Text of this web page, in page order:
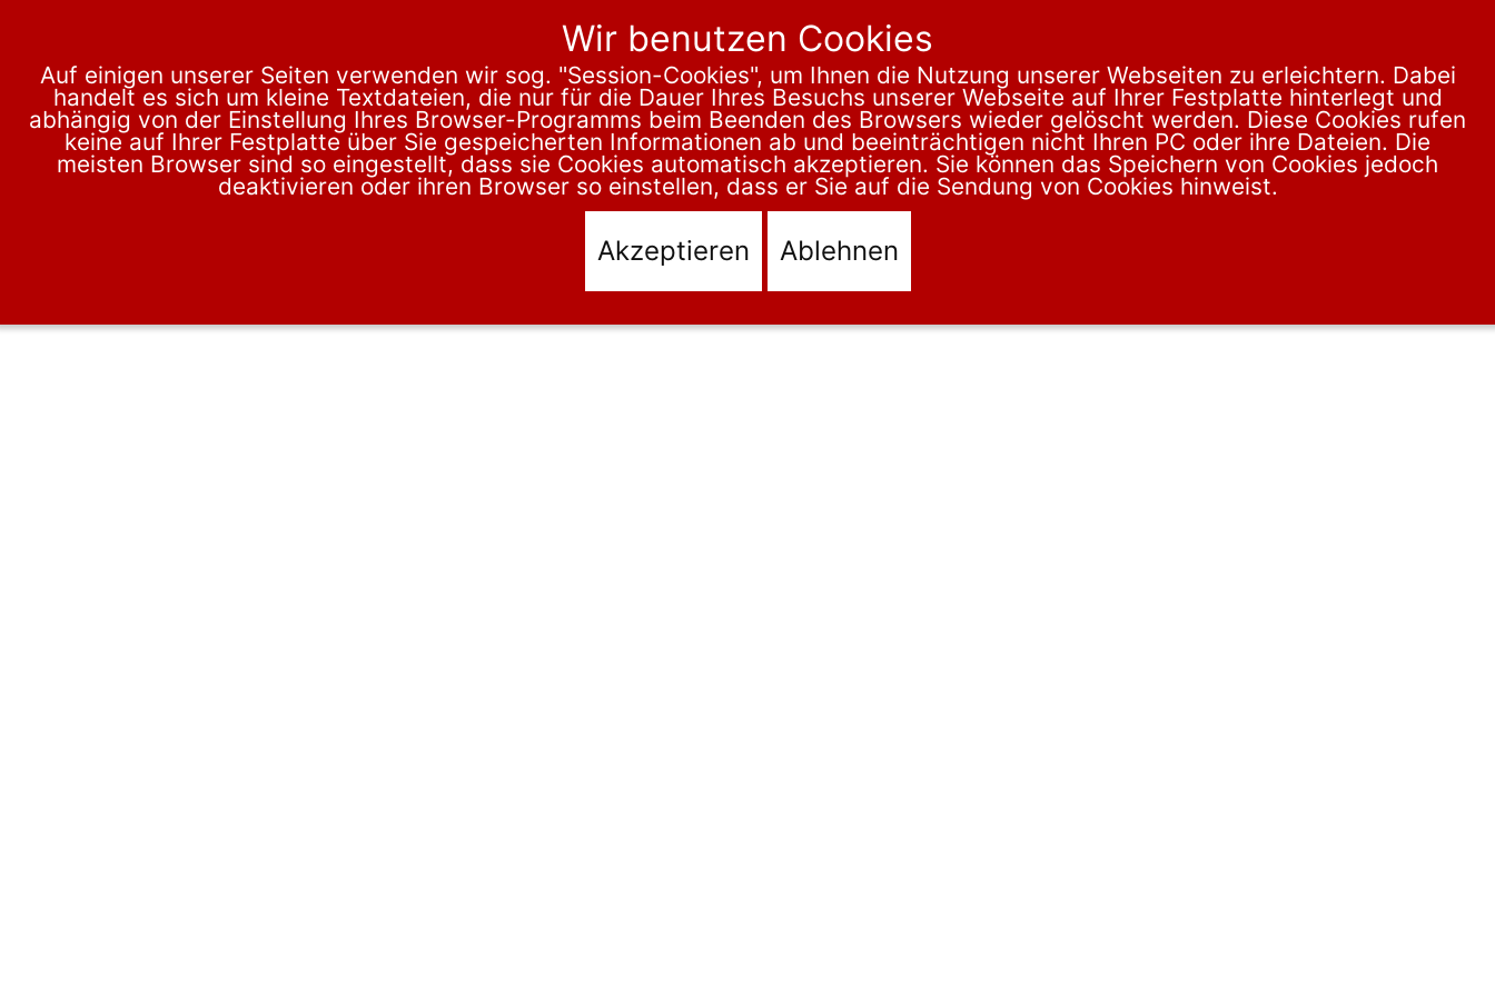
Wir benutzen Cookies
Auf einigen unserer Seiten verwenden wir sog. "Session-Cookies", um Ihnen die Nutzung unserer Webseiten zu erleichtern. Dabei
handelt es sich um kleine Textdateien, die nur für die Dauer Ihres Besuchs unserer Webseite auf Ihrer Festplatte hinterlegt und
abhängig von der Einstellung Ihres Browser-Programms beim Beenden des Browsers wieder gelöscht werden. Diese Cookies rufen
keine auf Ihrer Festplatte über Sie gespeicherten Informationen ab und beeinträchtigen nicht Ihren PC oder ihre Dateien. Die
meisten Browser sind so eingestellt, dass sie Cookies automatisch akzeptieren. Sie können das Speichern von Cookies jedoch
deaktivieren oder ihren Browser so einstellen, dass er Sie auf die Sendung von Cookies hinweist.
Akzeptieren Ablehnen